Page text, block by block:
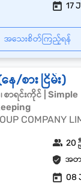
17
အသေးစိတ်ကြည့်ရန်
/စား ငြိမ်း)
ာရင်းကိုင် | Simple
COMPANY
အတ
20
08